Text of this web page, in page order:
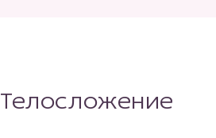
Телосложение
уточнения информации.